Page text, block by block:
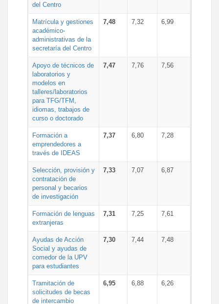
del Centro
Matrícula y gestiones
académico-
administrativas de la
secretaría del Centro
7,48 7,32 6,99
Apoyo de técnicos de
laboratorios y
modelos en
talleres/laboratorios
para TFG/TFM,
idiomas, trabajos de
curso o doctorado
7,47 7,76 7,56
Formación a
emprendedores a
través de IDEAS
7,37 6,80 7,28
Selección, provisión y
contratación de
personal y becarios
de investigación
7,33 7,07 6,87
Formación de lenguas
extranjeras
7,31 7,25 7,61
Ayudas de Acción
Social y ayudas de
comedor de la UPV
para estudiantes
7,30 7,44 7,48
Tramitación de
solicitudes de becas
de intercambio
6,95 6,88 6,26